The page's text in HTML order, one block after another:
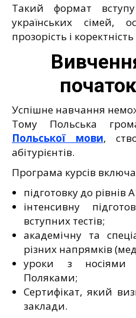
Такий формат
українських сімей,
прозорість і
Успішне навчання
Тому Польська
Польської мови,
абітурієнтів.
Програма курсів
підготовку до рівнів
інтенсивну
вступних тестів;
академічну та
різних напрямків
уроки з
Поляками;
Сертифікат, який
заклади.